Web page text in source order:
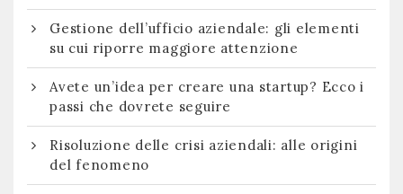
Gestione dell’ufficio aziendale: gli elementi
su cui riporre maggiore attenzione
Avete un’idea per creare una startup? Ecco i
passi che dovrete seguire
Risoluzione delle crisi aziendali: alle origini
del fenomeno